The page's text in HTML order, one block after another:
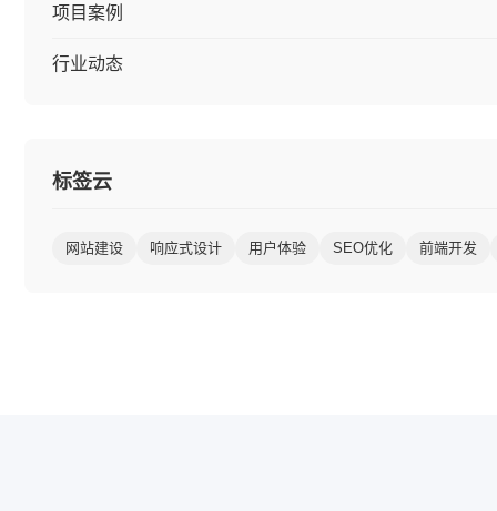
项目案例
行业动态
标签云
网站建设 响应式设计 用户体验 SEO优化 前端开发